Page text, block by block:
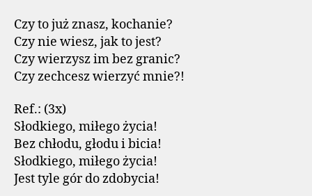
Czy to już znasz, kochanie?
Czy nie wiesz, jak to jest?
Czy wierzysz im bez granic?
Czy zechcesz wierzyć mnie?!
Ref.: (3x)
Słodkiego, miłego życia!
Bez chłodu, głodu i bicia!
Słodkiego, miłego życia!
Jest tyle gór do zdobycia!